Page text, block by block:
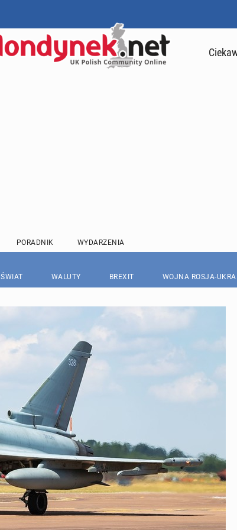
PORADNIK WYDARZENIA
ŚWIAT WALUTY BREXIT WOJNA ROSJA-